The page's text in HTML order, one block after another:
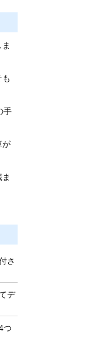
手
が
さ
デ
つ